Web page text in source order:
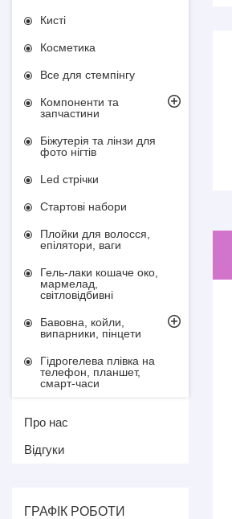
Кисті
Косметика
Все для стемпінгу
Компоненти та
запчастини
Біжутерія та лінзи для
фото нігтів
Led стрічки
Стартові набори
Плойки для волосся,
епілятори, ваги
Гель-лаки кошаче око,
мармелад,
світловідбивні
Бавовна, койли,
випарники, пінцети
Гідрогелева плівка на
телефон, планшет,
смарт-часи
Про нас
Відгуки
ГРАФІК РОБОТИ